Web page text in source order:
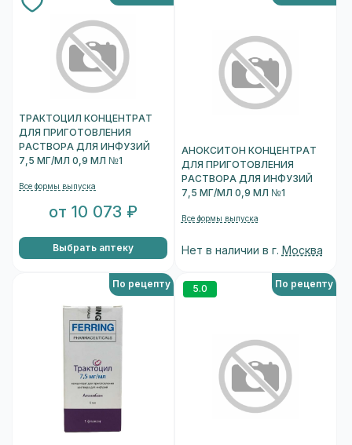
ТРАКТОЦИЛ КОНЦЕНТРАТ
ДЛЯ ПРИГОТОВЛЕНИЯ
РАСТВОРА ДЛЯ ИНФУЗИЙ
7,5 МГ/МЛ 0,9 МЛ №1
Все формы выпуска
от 10 073 ₽
Выбрать аптеку
АНОКСИТОН КОНЦЕНТРАТ
ДЛЯ ПРИГОТОВЛЕНИЯ
РАСТВОРА ДЛЯ ИНФУЗИЙ
7,5 МГ/МЛ 0,9 МЛ №1
Все формы выпуска
Нет в наличии в г. Москва
По рецепту 5.0 По рецепту